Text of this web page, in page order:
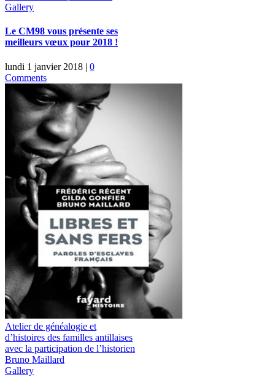
Gallery
Le CM98 vous présente ses
meilleurs vœux pour 2018 !
lundi 1 janvier 2018 | 0
Comments
Atelier de généalogie et
d’histoires des familles antillaises
avec la participation de l’historien
Bruno Maillard
Gallery